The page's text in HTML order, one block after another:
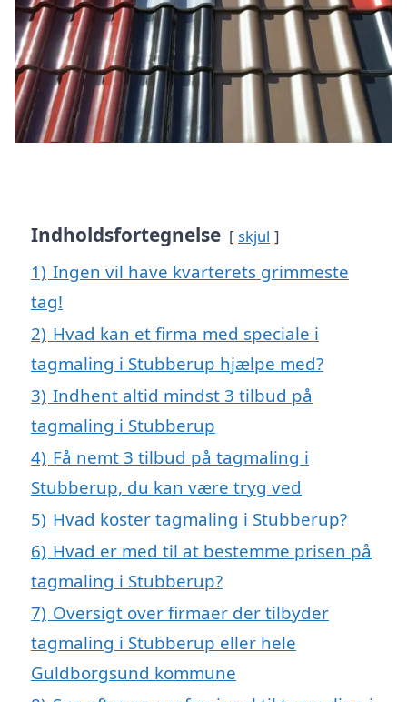
Indholdsfortegnelse skjul
1) Ingen vil have kvarterets grimmeste
tag!
2) Hvad kan et firma med speciale i
tagmaling i Stubberup hjælpe med?
3) Indhent altid mindst 3 tilbud på
tagmaling i Stubberup
4) Få nemt 3 tilbud på tagmaling i
Stubberup, du kan være tryg ved
5) Hvad koster tagmaling i Stubberup?
6) Hvad er med til at bestemme prisen på
tagmaling i Stubberup?
7) Oversigt over firmaer der tilbyder
tagmaling i Stubberup eller hele
Guldborgsund kommune